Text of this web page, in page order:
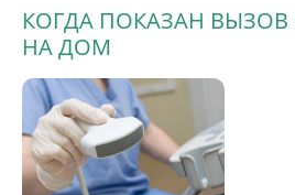
КОГДА ПОКАЗАН ВЫЗОВ
НА ДОМ